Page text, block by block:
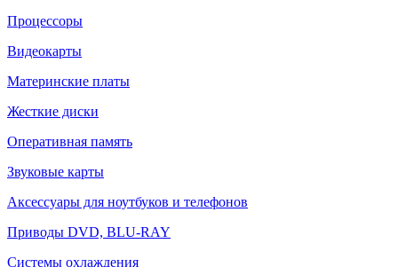
Процессоры
Видеокарты
Материнские платы
Жесткие диски
Оперативная память
Звуковые карты
Аксессуары для ноутбуков и телефонов
Приводы DVD, BLU-RAY
Системы охлаждения